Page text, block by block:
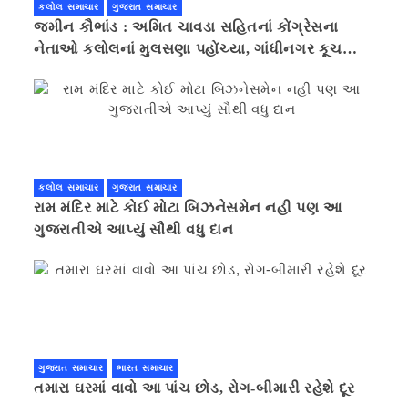
કલોલ સમાચાર ગુજરાત સમાચાર
જમીન કૌભાંડ : અમિત ચાવડા સહિતનાં કોંગ્રેસના
નેતાઓ કલોલનાં મુલસણા પહોંચ્યા, ગાંધીનગર કૂચ
કલોલ સમાચાર ગુજરાત સમાચાર
રામ મંદિર માટે કોઈ મોટા બિઝનેસમેન નહી પણ આ
ગુજરાતીએ આપ્યું સૌથી વધુ દાન
ગુજરાત સમાચાર ભારત સમાચાર
તમારા ઘરમાં વાવો આ પાંચ છોડ, રોગ-બીમારી રહેશે દૂર